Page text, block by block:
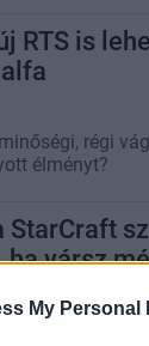
My Personal
RTS is
régi
élményt?
StarCraft
vársz